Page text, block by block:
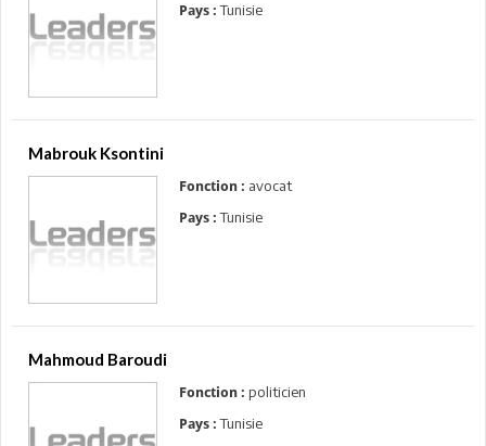
Pays : Tunisie
Mabrouk Ksontini
Fonction : avocat
Pays : Tunisie
Mahmoud Baroudi
Fonction : politicien
Pays : Tunisie